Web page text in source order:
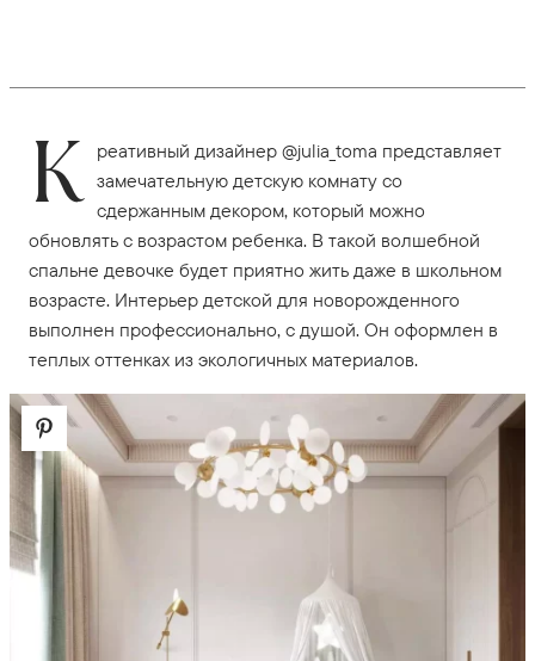
К реативный дизайнер @julia_toma представляет
замечательную детскую комнату со
сдержанным декором, который можно
обновлять с возрастом ребенка. В такой волшебной
спальне девочке будет приятно жить даже в школьном
возрасте. Интерьер детской для новорожденного
выполнен профессионально, с душой. Он оформлен в
теплых оттенках из экологичных материалов.